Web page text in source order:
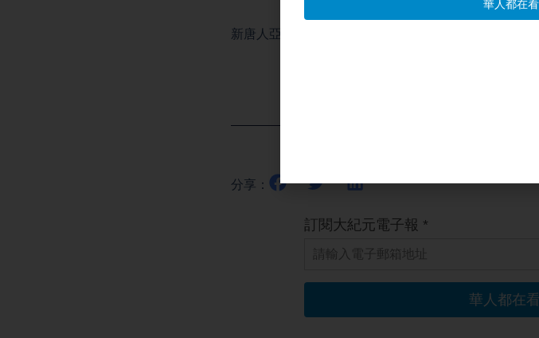
新唐人亞太電視林美華、李涓榕台灣屏東報導
分享：